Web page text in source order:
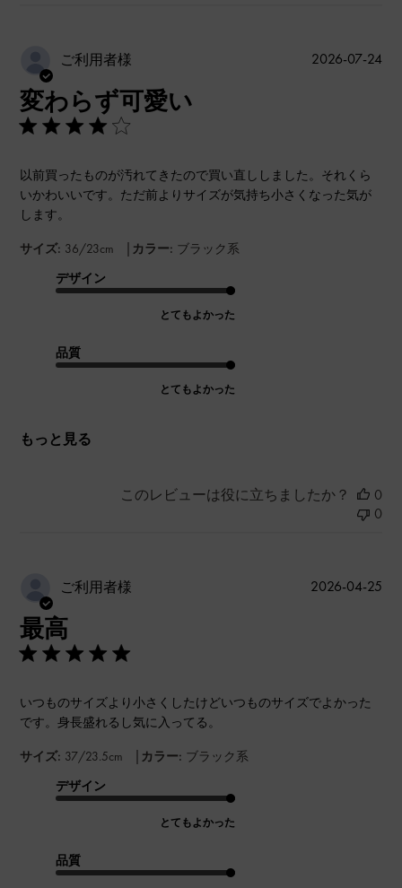
ご利用者様
変わらず可愛い
以前買ったものが汚れてきたので買い直ししました。それくら
いかわいいです。ただ前よりサイズが気持ち小さくなった気が
します。
サイズ: 36/23cm | カラー: ブラック系
デザイン
とてもよかった
品質
とてもよかった
もっと見る
公
2026-07-24
このレビューは役に立ちましたか？
0
0
ご利用者様
最高
いつものサイズより小さくしたけどいつものサイズでよかった
です。身長盛れるし気に入ってる。
サイズ: 37/23.5cm | カラー: ブラック系
デザイン
とてもよかった
品質
公
2026-04-25